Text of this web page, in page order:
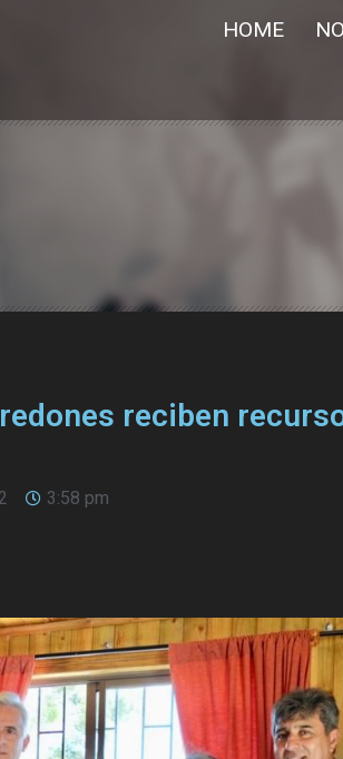
HOME
reciben
3:58 pm